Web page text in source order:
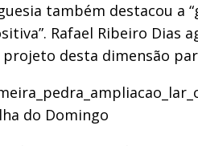
também destacou a
Rafael Ribeiro
desta dimensão
do Domingo